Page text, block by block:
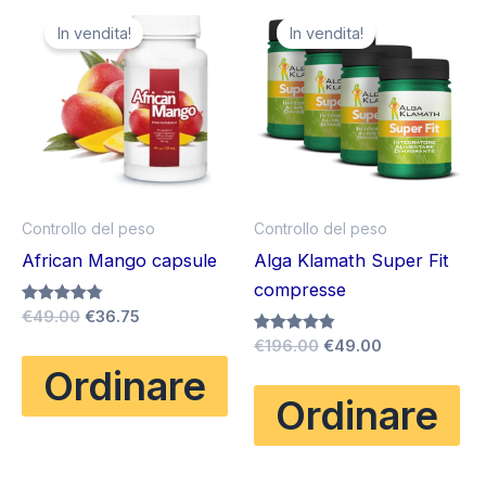
In vendita!
Controllo del peso
African Mango capsule
Valutato
€49.00 Il
originale
era:
€49.00.
€36.75
attuale
è:
€36.75.
Ordinare
In vendita!
Controllo del peso
Alga Klamath Super Fit
compresse
Valutato
€196.00 Il
originale
era:
€196.00.
€49.00
attuale
è:
€49.00.
Ordinare